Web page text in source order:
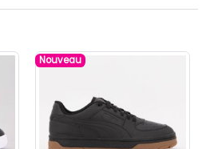
Nouveau